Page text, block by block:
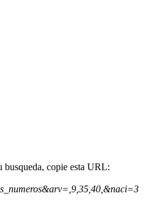
busqueda, copie esta URL: